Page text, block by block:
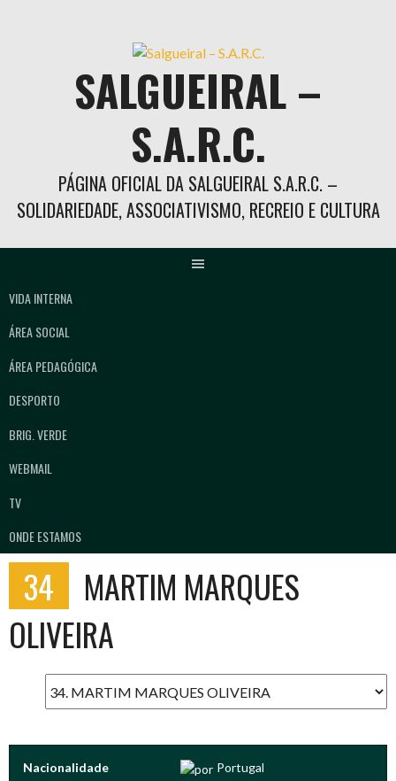
SALGUEIRAL –
S.A.R.C.
PÁGINA OFICIAL DA SALGUEIRAL S.A.R.C. –
SOLIDARIEDADE, ASSOCIATIVISMO, RECREIO E CULTURA
VIDA INTERNA
ÁREA SOCIAL
ÁREA PEDAGÓGICA
DESPORTO
BRIG. VERDE
WEBMAIL
TV
ONDE ESTAMOS
34
MARTIM MARQUES
OLIVEIRA
Nacionalidade Portugal